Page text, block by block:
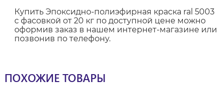
Купить Эпоксидно-полиэфирная краска ral 5003
с фасовкой от 20 кг по доступной цене можно
оформив заказ в нашем интернет-магазине или
позвонив по телефону.
ПОХОЖИЕ ТОВАРЫ